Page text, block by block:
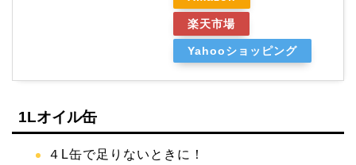
楽天市場
Yahooショッピング
1Lオイル缶
４L缶で足りないときに！